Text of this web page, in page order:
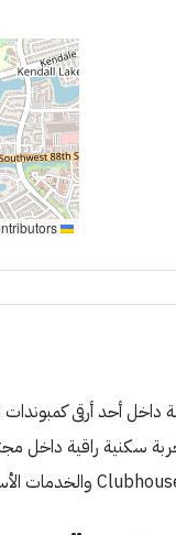
Leaflet
أحد أرقى
سكنية راقية